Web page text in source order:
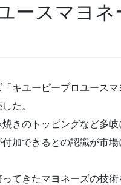
スマヨネ
キユーピープロユースマ
た。
きのトッピングなど多
加できるとの認識が市場
てきたマヨネーズの技術